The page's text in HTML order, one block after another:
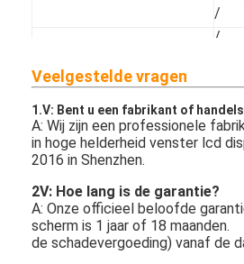
/
/
Aanhangsels
Garantie
Veelgestelde vragen
1.V: Bent u een fabrikant of
A: Wij zijn een professionele
in hoge helderheid venster lcd
2016 in Shenzhen.
2V: Hoe lang is de garantie?
A: Onze officieel beloofde
scherm is 1 jaar of 18 maanden.
de schadevergoeding) vanaf de